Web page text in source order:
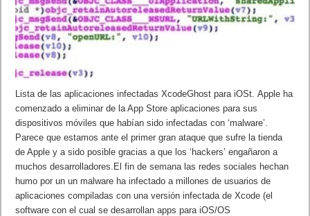
Lista de las aplicaciones infectadas XcodeGhost para iOSt. Apple ha
comenzado a eliminar de la App Store aplicaciones para sus
dispositivos móviles que habían sido infectadas con ‘malware’.
Parece que estamos ante el primer gran ataque que sufre la tienda
de Apple y a sido posible gracias a que los ‘hackers’ engañaron a
muchos desarrolladores.El fin de semana las redes sociales hechan
humo por un un malware ha infectado a millones de usuarios de
aplicaciones compiladas con una versión infectada de Xcode (el
software con el cual se desarrollan apps para iOS/OS